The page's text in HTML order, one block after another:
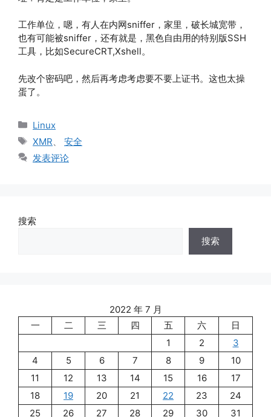
工作单位，嗯，有人在内网sniffer，家里，破长城宽带，
也有可能被sniffer，还有就是，黑色自由用的特别版SSH
工具，比如SecureCRT,Xshell。
先改个密码吧，然后再考虑考虑要不要上证书。这也太操
蛋了。
分
类
Linux
标
签
XMR
安全
发表评论
搜索
搜索
2022 年 7 月
一
二 三 四 五 六
日
1
2
3
4
5 6 7 8 9
10
11
12 13 14 15 16
17
18
19 20 21 22 23
24
25
26 27 28 29 30 31